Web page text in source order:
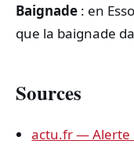
Baignade : en
que la baignade
Sources
actu.fr — Alerte